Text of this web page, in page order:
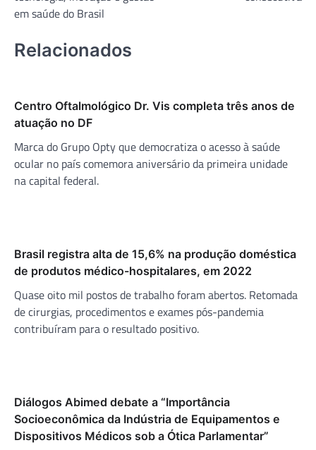
em saúde do Brasil
Relacionados
Centro Oftalmológico Dr. Vis completa três anos de
atuação no DF
Marca do Grupo Opty que democratiza o acesso à saúde
ocular no país comemora aniversário da primeira unidade
na capital federal.
Brasil registra alta de 15,6% na produção doméstica
de produtos médico-hospitalares, em 2022
Quase oito mil postos de trabalho foram abertos. Retomada
de cirurgias, procedimentos e exames pós-pandemia
contribuíram para o resultado positivo.
Diálogos Abimed debate a “Importância
Socioeconômica da Indústria de Equipamentos e
Dispositivos Médicos sob a Ótica Parlamentar”